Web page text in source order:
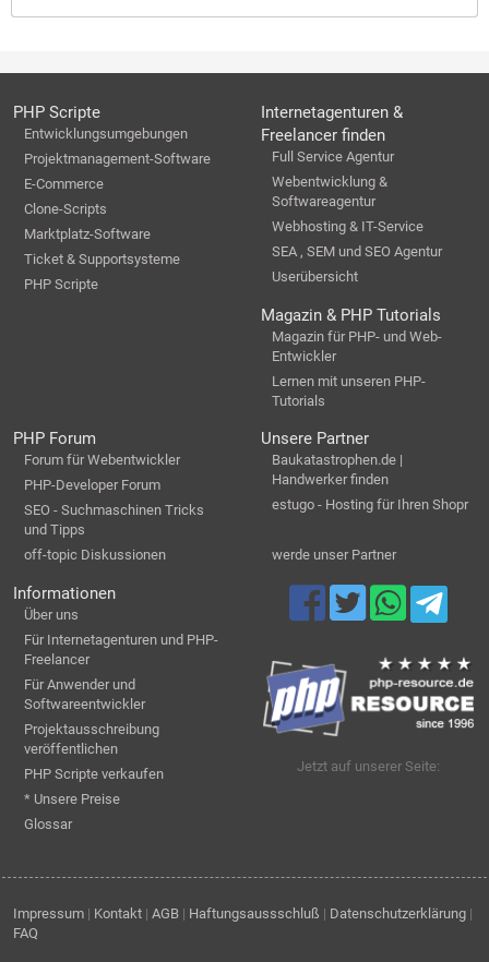
PHP Scripte
Entwicklungsumgebungen
Projektmanagement-Software
E-Commerce
Clone-Scripts
Marktplatz-Software
Ticket & Supportsysteme
PHP Scripte
Internetagenturen &
Freelancer finden
Full Service Agentur
Webentwicklung &
Softwareagentur
Webhosting & IT-Service
SEA , SEM und SEO Agentur
Userübersicht
Magazin & PHP Tutorials
Magazin für PHP- und Web-
Entwickler
Lernen mit unseren PHP-
Tutorials
PHP Forum
Forum für Webentwickler
PHP-Developer Forum
SEO - Suchmaschinen Tricks
und Tipps
off-topic Diskussionen
Unsere Partner
Baukatastrophen.de |
Handwerker finden
estugo - Hosting für Ihren Shopr
werde unser Partner
Informationen
Über uns
Für Internetagenturen und PHP-
Freelancer
Für Anwender und
Softwareentwickler
Projektausschreibung
veröffentlichen
PHP Scripte verkaufen
* Unsere Preise
Glossar
Jetzt auf unserer Seite:
Impressum | Kontakt | AGB | Haftungsaussschluß | Datenschutzerklärung |
FAQ